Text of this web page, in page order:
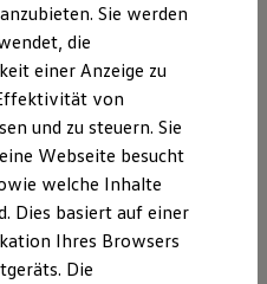
6
und Updates
Ihrem ID.
Sie werden
die
einer Anzeige zu
von
und zu steuern. Sie
Webseite besucht
welche Inhalte
Dies basiert auf einer
Ihres Browsers
Die